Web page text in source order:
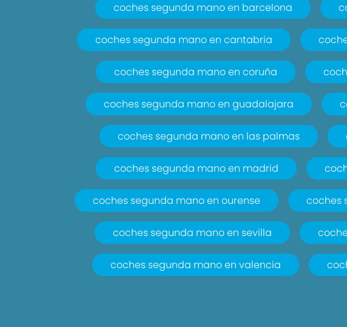
coches segunda mano en barcelona
coches segunda mano en cantabria
coches segunda mano en coruña
coches segunda mano en guadalajara
coches segunda mano en las palmas
coches segunda mano en madrid
coches segunda mano en ourense coches
coches segunda mano en sevilla
coches segunda mano en valencia